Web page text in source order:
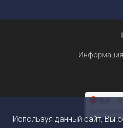
Используя данный сайт, Вы